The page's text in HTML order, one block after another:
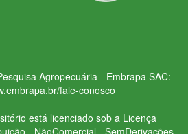
Agropecuária - Embrapa SAC:
fale-conosco
está licenciado sob a Licença
- NãoComercial - SemDerivações